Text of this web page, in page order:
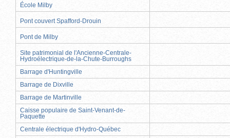
École Milby
Pont couvert Spafford-Drouin
Pont de Milby
Site patrimonial de l'Ancienne-Centrale-
Hydroélectrique-de-la-Chute-Burroughs
Barrage d'Huntingville
Barrage de Dixville
Barrage de Martinville
Caisse populaire de Saint-Venant-de-
Paquette
Centrale électrique d'Hydro-Québec